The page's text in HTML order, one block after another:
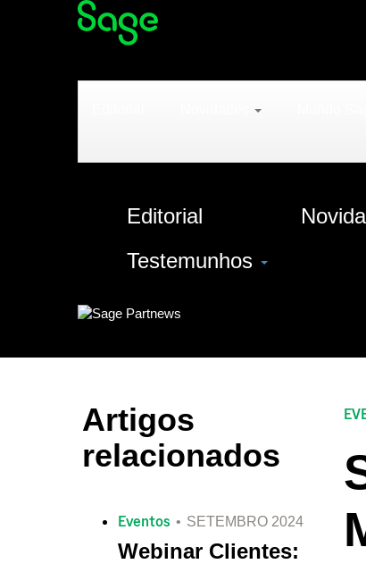
Editorial
Testemunhos
Artigos
relacionados
Eventos SETEMBRO 2024
Webinar Clientes: